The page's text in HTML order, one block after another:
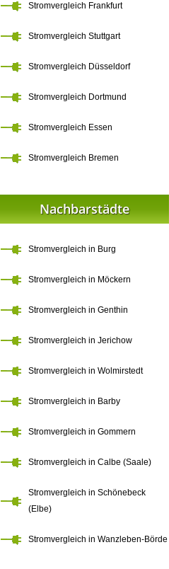
Stromvergleich Frankfurt
Stromvergleich Stuttgart
Stromvergleich Düsseldorf
Stromvergleich Dortmund
Stromvergleich Essen
Stromvergleich Bremen
Nachbarstädte
Stromvergleich in Burg
Stromvergleich in Möckern
Stromvergleich in Genthin
Stromvergleich in Jerichow
Stromvergleich in Wolmirstedt
Stromvergleich in Barby
Stromvergleich in Gommern
Stromvergleich in Calbe (Saale)
Stromvergleich in Schönebeck
(Elbe)
Stromvergleich in Wanzleben-Börde